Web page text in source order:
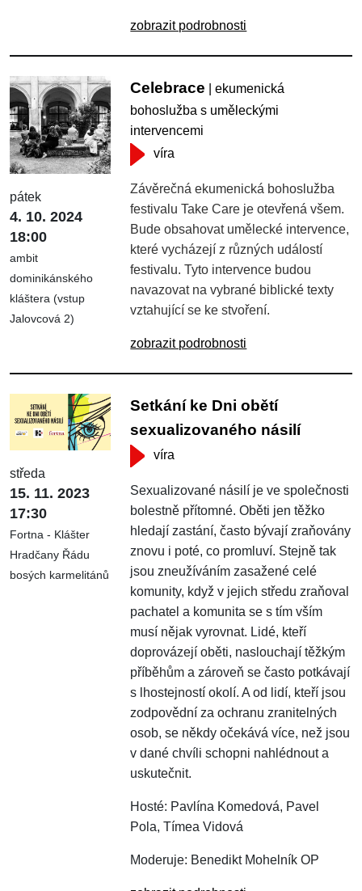
zobrazit podrobnosti
pátek
4. 10. 2024
18:00
ambit
dominikánského
kláštera (vstup
Jalovcová 2)
Celebrace | ekumenická
bohoslužba s uměleckými
intervencemi
víra
Závěrečná ekumenická bohoslužba
festivalu Take Care je otevřená všem.
Bude obsahovat umělecké intervence,
které vycházejí z různých událostí
festivalu. Tyto intervence budou
navazovat na vybrané biblické texty
vztahující se ke stvoření.
zobrazit podrobnosti
středa
15. 11. 2023
17:30
Fortna - Klášter
Hradčany Řádu
bosých karmelitánů
Setkání ke Dni obětí
sexualizovaného násilí
víra
Sexualizované násilí je ve společnosti
bolestně přítomné. Oběti jen těžko
hledají zastání, často bývají zraňovány
znovu i poté, co promluví. Stejně tak
jsou zneužíváním zasažené celé
komunity, když v jejich středu zraňoval
pachatel a komunita se s tím vším
musí nějak vyrovnat. Lidé, kteří
doprovázejí oběti, naslouchají těžkým
příběhům a zároveň se často potkávají
s lhostejností okolí. A od lidí, kteří jsou
zodpovědní za ochranu zranitelných
osob, se někdy očekává více, než jsou
v dané chvíli schopni nahlédnout a
uskutečnit.
Hosté: Pavlína Komedová, Pavel
Pola, Tímea Vidová
Moderuje: Benedikt Mohelník OP